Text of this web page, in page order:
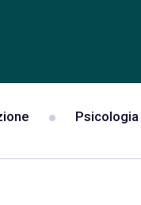
Psicologia